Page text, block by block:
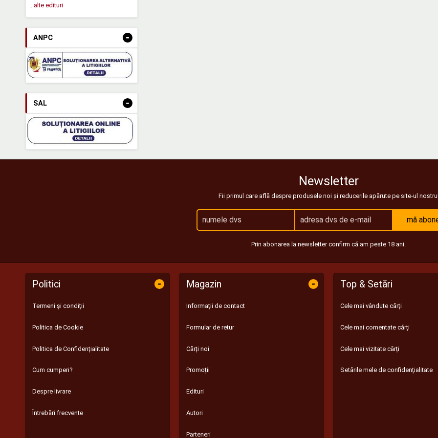
...alte edituri
ANPC -
SAL -
Newsletter
Fii primul care află despre produsele noi și reducerile apărute pe site-ul
mă
Prin abonarea la newsletter confirm că am peste 18 ani.
Politici -
Termeni și condiții
Politica de Cookie
Politica de Confidențialitate
Cum cumperi?
Despre livrare
Întrebări frecvente
Magazin -
Informații de contact
Formular de retur
Cărți noi
Promoții
Edituri
Autori
Parteneri
Top & Setări
Cele mai vândute cărți
Cele mai comentate cărți
Cele mai vizitate cărți
Setările mele de confidențialitate